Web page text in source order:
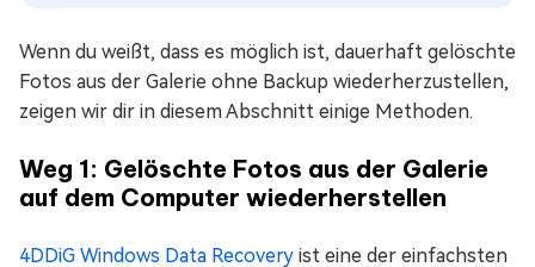
Wenn du weißt, dass es möglich ist, dauerhaft gelöschte
Fotos aus der Galerie ohne Backup wiederherzustellen,
zeigen wir dir in diesem Abschnitt einige Methoden.
Weg 1: Gelöschte Fotos aus der Galerie
auf dem Computer wiederherstellen
4DDiG Windows Data Recovery ist eine der einfachsten